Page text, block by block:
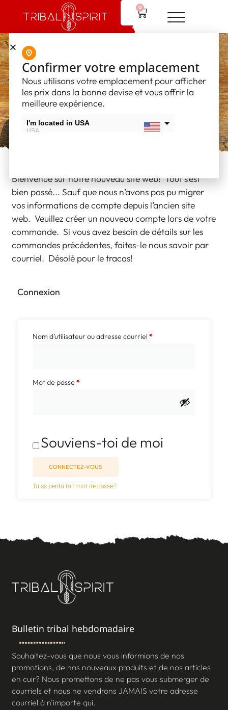
0
Mon compte
Bienvenue sur notre nouveau site web! Tout s’est
bien passé... Sauf que nous n’avons pas pu migrer
vos informations de compte depuis l’ancien site
web. Veuillez créer un nouveau compte lors de votre
commande. Si vous avez besoin de détails sur les
commandes précédentes, faites-le nous savoir par
courriel. Désolé pour le tracas!
Connexion
Nom d’utilisateur ou adresse courriel*
Mot de passe*
Souviens-toi de moi
CONNECTEZ-VOUS
Tu as perdu ton mot de passe?
Bulletin tribal hebdomadaire
Souhaitez-vous que nous vous informions de nos
promotions, de nos nouveaux produits et de nos articles
en cuir? Nous promettons de ne pas vous submerger de
courriels et nous ne vendrons JAMAIS votre adresse
courriel à n'importe qui.
Confirmer votre emplacement
Nous utilisons votre emplacement pour afficher
les prix dans la bonne devise et vous offrir la
meilleure expérience.
I'm located in USA
USA